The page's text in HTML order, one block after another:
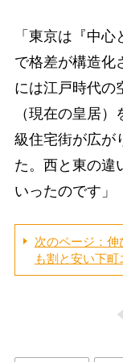
「東京は『中
で格差が構造化
には江戸時代の
（現在の皇居
級住宅街が広が
た。西と東の違
いったのです」
次のページ：
も割と安い下町